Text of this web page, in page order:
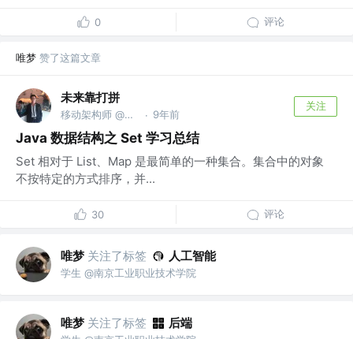
0 评论
唯梦 赞了这篇文章
未来靠打拼
移动架构师 @暂无 · 9年前
关注
Java 数据结构之 Set 学习总结
Set 相对于 List、Map 是最简单的一种集合。集合中的对象
不按特定的方式排序，并...
30 评论
唯梦 关注了标签 人工智能
学生 @南京工业职业技术学院
唯梦 关注了标签 后端